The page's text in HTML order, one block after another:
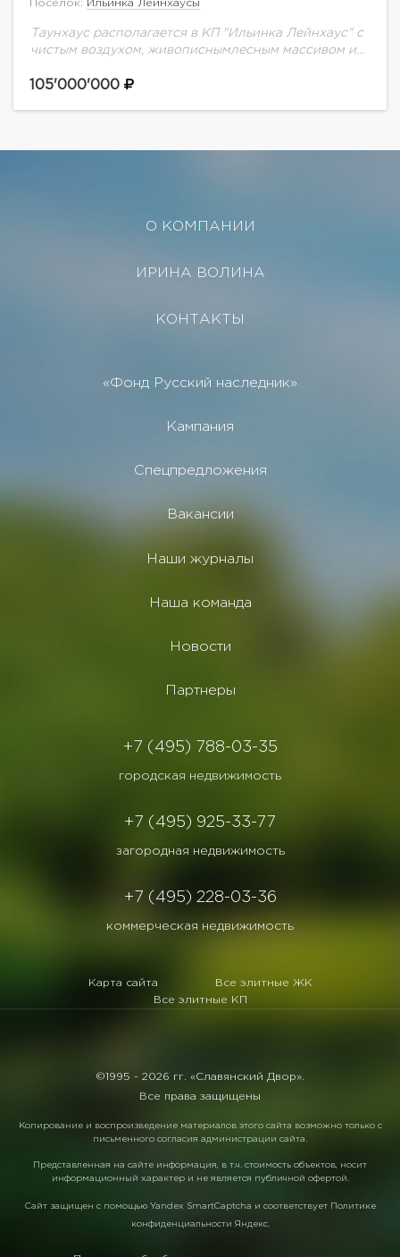
Посёлок: Ильинка Лейнхаусы
Таунхаус располагается в КП "Ильинка Лейнхаус" с
чистым воздухом, живописнымлесным массивом и
охраняется -закрытый въезд, круглосуточная
105'000'000
О КОМПАНИИ
ИРИНА ВОЛИНА
КОНТАКТЫ
«Фонд Русский наследник»
Кампания
Спецпредложения
Вакансии
Наши журналы
Наша команда
Новости
Партнеры
+7 (495) 788-03-35
городская недвижимость
+7 (495) 925-33-77
загородная недвижимость
+7 (495) 228-03-36
коммерческая недвижимость
Карта сайта
Все элитные ЖК
Все элитные КП
©1995 - 2026 гг. «Славянский Двор».
Все права защищены
Копирование и воспроизведение материалов этого сайта возможно только с
письменного согласия администрации сайта.
Представленная на сайте информация, в т.ч. стоимость объектов, носит
информационный характер и не является публичной офертой.
Сайт защищен с помощью Yandex SmartCaptcha и соответствует Политике
конфиденциальности Яндекс.